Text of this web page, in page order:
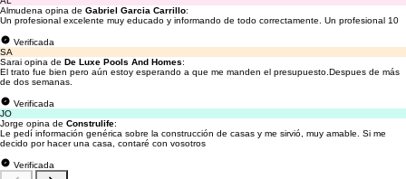
Almudena opina de Gabriel Garcia Carrillo:
Un profesional excelente muy educado y informando de todo correctamente. Un profesional 10
Verificada
SA
Sarai opina de De Luxe Pools And Homes:
El trato fue bien pero aún estoy esperando a que me manden el presupuesto.Despues de más
de dos semanas.
Verificada
JO
Jorge opina de Construlife:
Le pedí información genérica sobre la construcción de casas y me sirvió, muy amable. Si me
decido por hacer una casa, contaré con vosotros
Verificada